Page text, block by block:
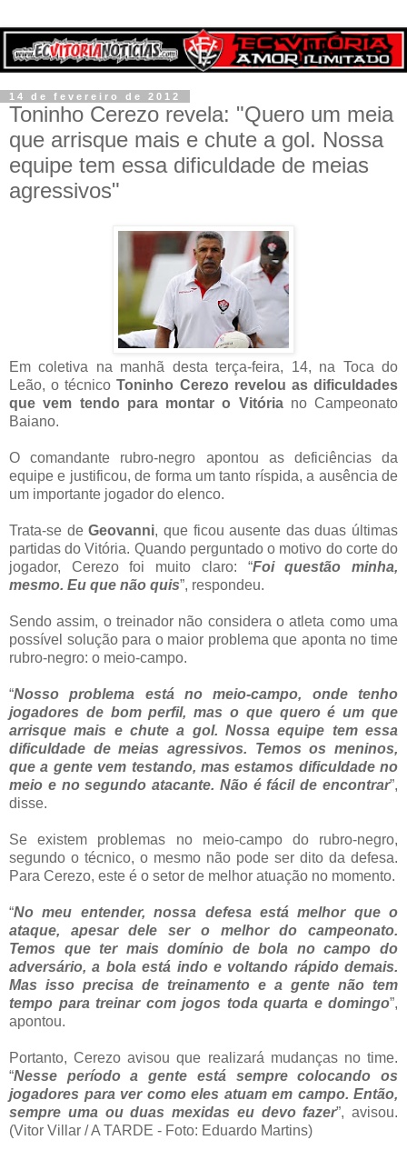
14 de fevereiro de 2012
Toninho Cerezo revela: "Quero um meia
que arrisque mais e chute a gol. Nossa
equipe tem essa dificuldade de meias
agressivos"
Em coletiva na manhã desta terça-feira, 14, na Toca do
Leão, o técnicoToninho Cerezo revelou as dificuldades
que vem tendo para montar o Vitóriano Campeonato
Baiano.
O comandante rubro-negro apontou as deficiências da
equipe e justificou, de forma um tanto ríspida, a ausência de
um importante jogador do elenco.
Trata-se deGeovanni, que ficou ausente das duas últimas
partidas do Vitória. Quando perguntado o motivo do corte do
jogador, Cerezo foi muito claro: “Foi questão minha,
mesmo. Eu que não quis”, respondeu.
Sendo assim, o treinador não considera o atleta como uma
possível solução para o maior problema que aponta no time
rubro-negro: o meio-campo.
“Nosso problema está no meio-campo, onde tenho
jogadores de bom perfil, mas o que quero é um que
arrisque mais e chute a gol. Nossa equipe tem essa
dificuldade de meias agressivos. Temos os meninos,
que a gente vem testando, mas estamos dificuldade no
meio e no segundo atacante. Não é fácil de encontrar”,
disse.
Se existem problemas no meio-campo do rubro-negro,
segundo o técnico, o mesmo não pode ser dito da defesa.
Para Cerezo, este é o setor de melhor atuação no momento.
“No meu entender, nossa defesa está melhor que o
ataque, apesar dele ser o melhor do campeonato.
Temos que ter mais domínio de bola no campo do
adversário, a bola está indo e voltando rápido demais.
Mas isso precisa de treinamento e a gente não tem
tempo para treinar com jogos toda quarta e domingo”,
apontou.
Portanto, Cerezo avisou que realizará mudanças no time.
“Nesse período a gente está sempre colocando os
jogadores para ver como eles atuam em campo. Então,
sempre uma ou duas mexidas eu devo fazer”, avisou.
(Vitor Villar / A TARDE - Foto: Eduardo Martins)